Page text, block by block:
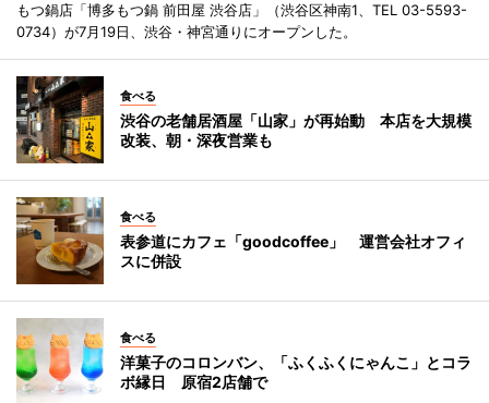
もつ鍋店「博多もつ鍋 前田屋 渋谷店」（渋谷区神南1、TEL 03-5593-
0734）が7月19日、渋谷・神宮通りにオープンした。
食べる
渋谷の老舗居酒屋「山家」が再始動 本店を大規模
改装、朝・深夜営業も
食べる
表参道にカフェ「goodcoffee」 運営会社オフィ
スに併設
食べる
洋菓子のコロンバン、「ふくふくにゃんこ」とコラ
ボ縁日 原宿2店舗で